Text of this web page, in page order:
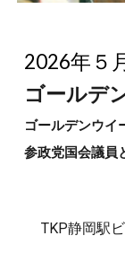
2026年 ５
ゴールデ
ゴールデンウイ
参政党国会議員
TKP静岡駅